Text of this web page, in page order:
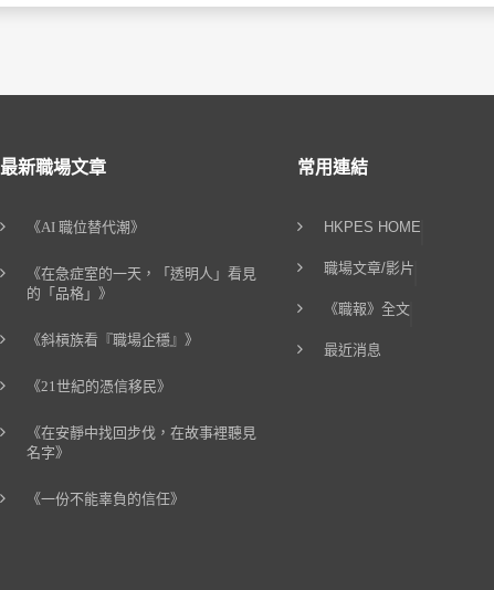
最新職場文章
《AI 職位替代潮》
《在急症室的一天，「透明人」看見
的「品格」》
《斜槓族看『職場企穩』》
《21世紀的憑信移民》
《在安靜中找回步伐，在故事裡聽見
名字》
《一份不能辜負的信任》
常用連結
HKPES HOME
職場文章/影片
《職報》全文
最近消息